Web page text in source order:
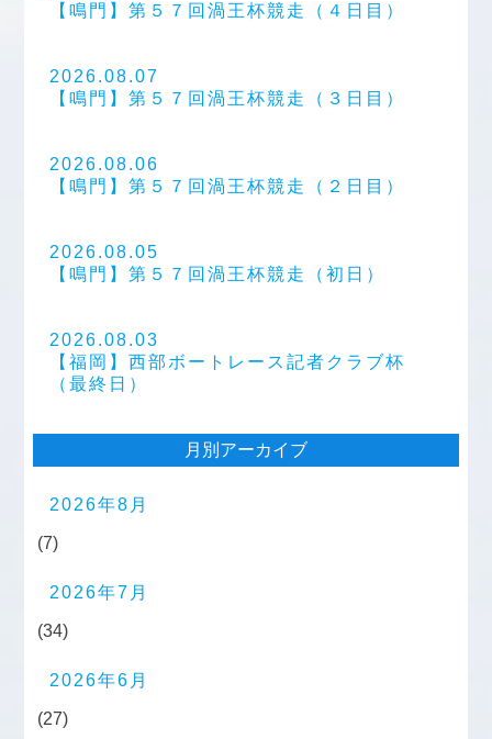
【鳴門】第５７回渦王杯競走（４日目）
2026.08.07
【鳴門】第５７回渦王杯競走（３日目）
2026.08.06
【鳴門】第５７回渦王杯競走（２日目）
2026.08.05
【鳴門】第５７回渦王杯競走（初日）
2026.08.03
【福岡】西部ボートレース記者クラブ杯
（最終日）
月別アーカイブ
2026年8月
(7)
2026年7月
(34)
2026年6月
(27)